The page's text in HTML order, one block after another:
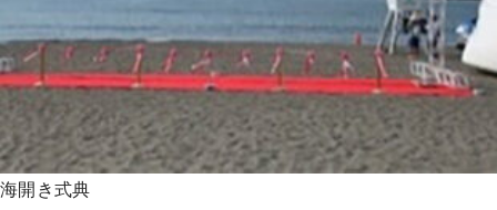
海開き式典